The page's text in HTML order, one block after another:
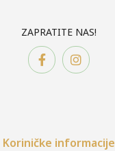
ZAPRATITE NAS!
Koriničke informacije